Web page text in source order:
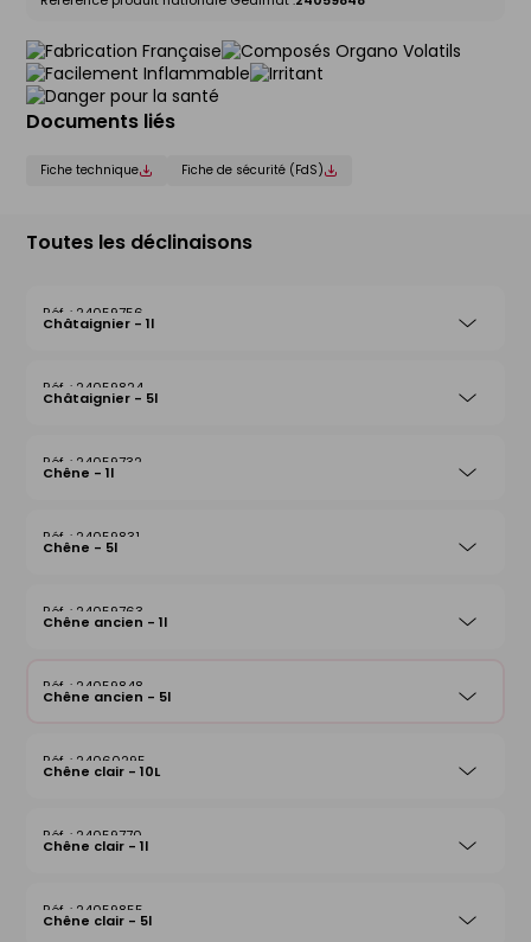
Documents liés
Fiche technique Fiche de sécurité (FdS)
Toutes les déclinaisons
24059756
Châtaignier - 1l
24059824
Châtaignier - 5l
24059732
Chêne - 1l
24059831
Chêne - 5l
24059763
Chêne ancien - 1l
24059848
Chêne ancien - 5l
24060295
Chêne clair - 10L
24059770
Chêne clair - 1l
24059855
Chêne clair - 5l